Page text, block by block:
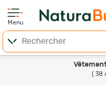
Menu
( 38